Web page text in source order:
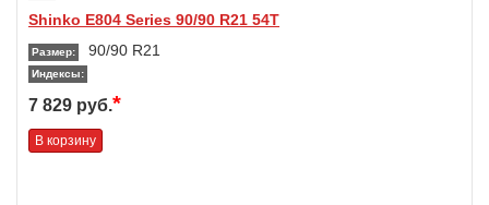
Shinko E804 Series 90/90 R21 54T
Размер: 90/90 R21
Индексы:
7 829 руб.*
В корзину